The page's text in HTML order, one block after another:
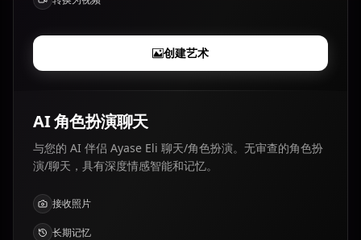
创建艺术
AI 角色扮演聊天
与您的 AI 伴侣 Ayase Eli 聊天/角色扮演。无审查的角色扮
演/聊天，具有深度情感智能和记忆。
接收照片
长期记忆